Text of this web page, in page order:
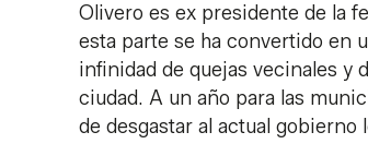
Olivero es ex presidente de la
esta parte se ha convertido en
infinidad de quejas vecinales y
ciudad. A un año para las
de desgastar al actual gobierno